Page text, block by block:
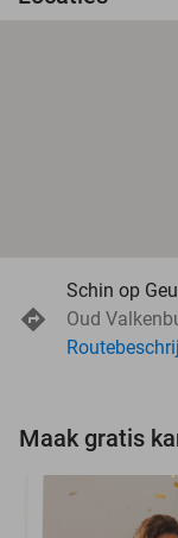
Schin op
Oud